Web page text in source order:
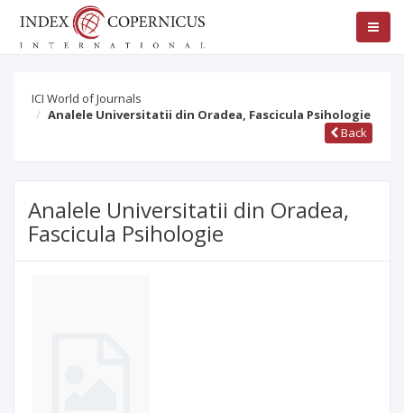
ICI World of Journals
Analele Universitatii din Oradea, Fascicula Psihologie
Back
Analele Universitatii din Oradea,
Fascicula Psihologie